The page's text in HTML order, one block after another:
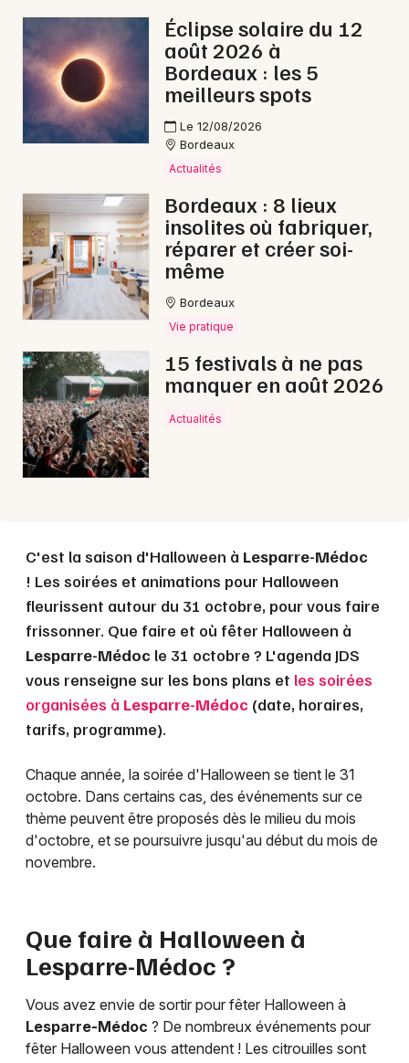
Artistes en tournée
Actus à Lesparre-Médoc
Magazine à Lesparre-Médoc
Choisir mes départements
Mon email
Éclipse solaire du 12
août 2026 à
Bordeaux : les 5
meilleurs spots
Le 12/08/2026
Bordeaux
Actualités
Bordeaux : 8 lieux
insolites où fabriquer,
réparer et créer soi-
même
Bordeaux
Vie pratique
15 festivals à ne pas
manquer en août 2026
Actualités
C'est la saison d'Halloween à Lesparre-Médoc
! Les soirées et animations pour Halloween
fleurissent autour du 31 octobre, pour vous faire
frissonner. Que faire et où fêter Halloween à
Lesparre-Médoc le 31 octobre ? L'agenda JDS
vous renseigne sur les bons plans et les soirées
organisées à Lesparre-Médoc (date, horaires,
tarifs, programme).
Chaque année, la soirée d'Halloween se tient le 31
octobre. Dans certains cas, des événements sur ce
thème peuvent être proposés dès le milieu du mois
d'octobre, et se poursuivre jusqu'au début du mois de
novembre.
Que faire à Halloween à
Lesparre-Médoc ?
Vous avez envie de sortir pour fêter Halloween à
Lesparre-Médoc ? De nombreux événements pour
fêter Halloween vous attendent ! Les citrouilles sont